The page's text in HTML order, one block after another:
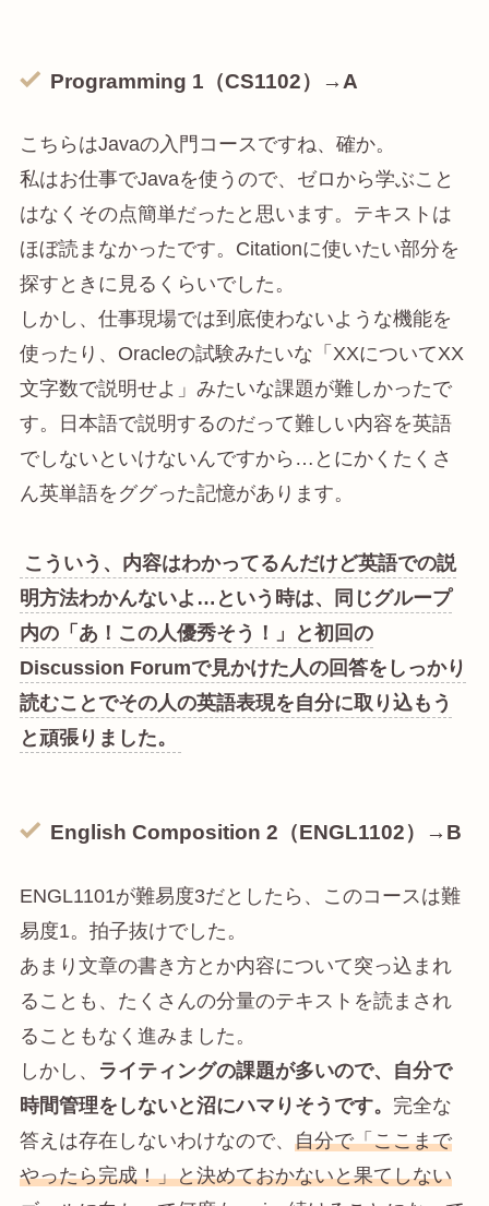
Programming 1（CS1102）→A
こちらはJavaの入門コースですね、確か。
私はお仕事でJavaを使うので、ゼロから学ぶこと
はなくその点簡単だったと思います。テキストは
ほぼ読まなかったです。Citationに使いたい部分を
探すときに見るくらいでした。
しかし、仕事現場では到底使わないような機能を
使ったり、Oracleの試験みたいな「XXについてXX
文字数で説明せよ」みたいな課題が難しかったで
す。日本語で説明するのだって難しい内容を英語
でしないといけないんですから…とにかくたくさ
ん英単語をググった記憶があります。
こういう、内容はわかってるんだけど英語での説
明方法わかんないよ…という時は、同じグループ
内の「あ！この人優秀そう！」と初回の
Discussion Forumで見かけた人の回答をしっかり
読むことでその人の英語表現を自分に取り込もう
と頑張りました。
English Composition 2（ENGL1102）→B
ENGL1101が難易度3だとしたら、このコースは難
易度1。拍子抜けでした。
あまり文章の書き方とか内容について突っ込まれ
ることも、たくさんの分量のテキストを読まされ
ることもなく進みました。
しかし、
ライティングの課題が多いので、自分で
時間管理をしないと沼にハマりそうです。 完全な
答えは存在しないわけなので、 自分で「ここまで
やったら完成！」と決めておかないと果てしない